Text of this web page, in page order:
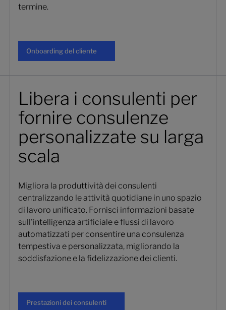
termine.
Onboarding del cliente
Libera i consulenti per
fornire consulenze
personalizzate su larga
scala
Migliora la produttività dei consulenti
centralizzando le attività quotidiane in uno spazio
di lavoro unificato. Fornisci informazioni basate
sull'intelligenza artificiale e flussi di lavoro
automatizzati per consentire una consulenza
tempestiva e personalizzata, migliorando la
soddisfazione e la fidelizzazione dei clienti.
Prestazioni dei consulenti